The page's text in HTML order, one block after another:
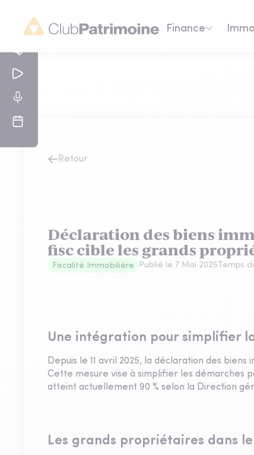
Finance
Retour
Déclaration des biens
fisc cible les grands
Fiscalité Immobilière Publié le 7 Mai 2025Temps
Une intégration pour simplifier
Depuis le 11 avril 2025, la déclaration des
Cette mesure vise à simplifier les démarches
atteint actuellement 90 % selon la Direction
Les grands propriétaires dans